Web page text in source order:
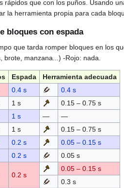
rápidos que con los puños. Usando
la herramienta propia para cada
bloques con espada
que tarda romper bloques en los
manzana...) -Rojo: nada.
Espada
Herramienta adecuada
0.4 s
0.4 s
1 s
0.15 – 0.75 s
1 s —
—
1 s
0.15 – 0.75 s
0.2 s
0.05 – 0.15 s
0.2 s 0.05 s
0.2 s
0.05 – 0.15 s
0.3 s